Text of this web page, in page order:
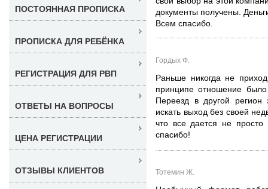
документы получены.
Всем спасибо.
Гордых Ф.
Раньше никогда не
принципе отношение
Переезд в другой регион
искать выход без своей
что все дается не
спасибо!
Тотемин Ж.
ПОСТОЯННАЯ ПРОПИСКА
ПРОПИСКА ДЛЯ РЕБЁНКА
РЕГИСТРАЦИЯ ДЛЯ РВП
ОТВЕТЫ НА ВОПРОСЫ
ЦЕНА РЕГИСТРАЦИИ
ОТЗЫВЫ КЛИЕНТОВ